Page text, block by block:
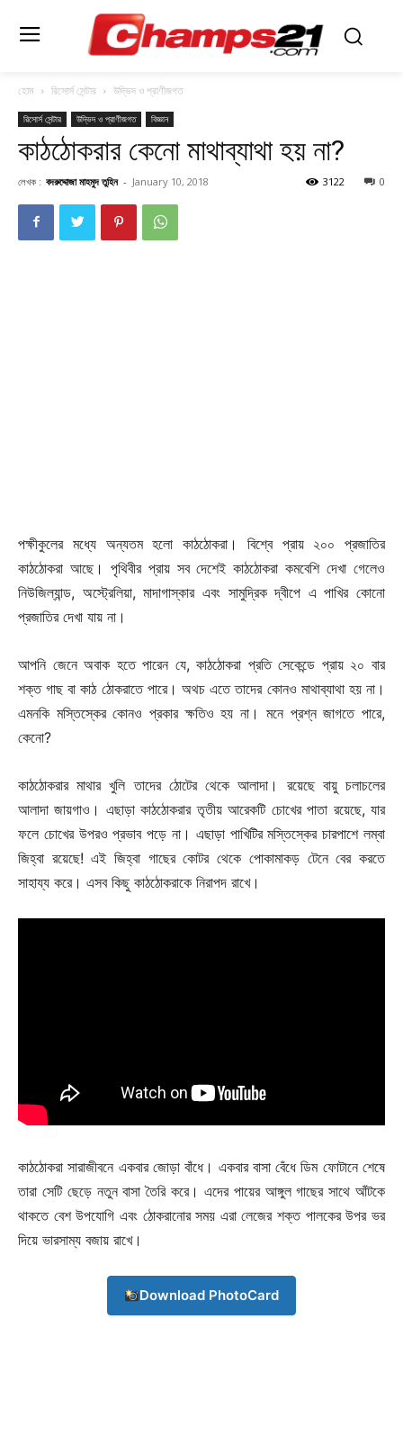
হোম রিসোর্স সেন্টার উদ্ভিদ ও প্রাণীজগত
রিসোর্স সেন্টার উদ্ভিদ ও প্রাণীজগত বিজ্ঞান
কাঠঠোকরার কেনো মাথাব্যাথা হয় না?
লেখক : বদরুদ্দোজা মাহমুদ তুহিন - January 10, 2018 0
3122
পক্ষীকুলের মধ্যে অন্যতম হলো কাঠঠোকরা। বিশ্বে প্রায় ২০০ প্রজাতির
কাঠঠোকরা আছে। পৃথিবীর প্রায় সব দেশেই কাঠঠোকরা কমবেশি দেখা গেলেও
নিউজিল্যান্ড, অস্ট্রেলিয়া, মাদাগাস্কার এবং সামুদ্রিক দ্বীপে এ পাখির কোনো
প্রজাতির দেখা যায় না।
আপনি জেনে অবাক হতে পারেন যে, কাঠঠোকরা প্রতি সেকেন্ডে প্রায় ২০ বার
শক্ত গাছ বা কাঠ ঠোকরাতে পারে। অথচ এতে তাদের কোনও মাথাব্যাথা হয় না।
এমনকি মস্তিস্কের কোনও প্রকার ক্ষতিও হয় না। মনে প্রশ্ন জাগতে পারে,
কেনো?
কাঠঠোকরার মাথার খুলি তাদের ঠোটের থেকে আলাদা। রয়েছে বায়ু চলাচলের
আলাদা জায়গাও। এছাড়া কাঠঠোকরার তৃতীয় আরেকটি চোখের পাতা রয়েছে, যার
ফলে চোখের উপরও প্রভাব পড়ে না। এছাড়া পাখিটির মস্তিস্কের চারপাশে লম্বা
জিহ্বা রয়েছে! এই জিহ্বা গাছের কোটর থেকে পোকামাকড় টেনে বের করতে
সাহায্য করে। এসব কিছু কাঠঠোকরাকে নিরাপদ রাখে।
কাঠঠোকরা সারাজীবনে একবার জোড়া বাঁধে। একবার বাসা বেঁধে ডিম ফোটানে শেষে
তারা সেটি ছেড়ে নতুন বাসা তৈরি করে। এদের পায়ের আঙ্গুল গাছের সাথে আঁটকে
থাকতে বেশ উপযোগি এবং ঠোকরানোর সময় এরা লেজের শক্ত পালকের উপর ভর
দিয়ে ভারসাম্য বজায় রাখে।
Download PhotoCard